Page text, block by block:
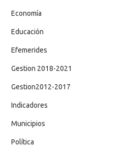
Economía
Educación
Efemerides
Gestion 2018-2021
Gestion2012-2017
Indicadores
Municipios
Política